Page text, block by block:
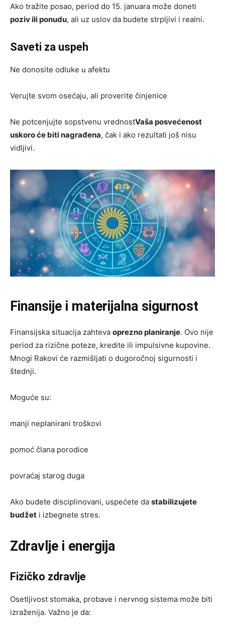
Ako tražite posao, period do 15. januara može doneti
poziv ili ponudu, ali uz uslov da budete strpljivi i realni.
Saveti za uspeh
Ne donosite odluke u afektu
Verujte svom osećaju, ali proverite činjenice
Ne potcenjujte sopstvenu vrednostVaša posvećenost
uskoro će biti nagrađena, čak i ako rezultati još nisu
vidljivi.
Finansije i materijalna sigurnost
Finansijska situacija zahteva oprezno planiranje. Ovo nije
period za rizične poteze, kredite ili impulsivne kupovine.
Mnogi Rakovi će razmišljati o dugoročnoj sigurnosti i
štednji.
Moguće su:
manji neplanirani troškovi
pomoć člana porodice
povraćaj starog duga
Ako budete disciplinovani, uspećete da stabilizujete
budžet i izbegnete stres.
Zdravlje i energija
Fizičko zdravlje
Osetljivost stomaka, probave i nervnog sistema može biti
izraženija. Važno je da: